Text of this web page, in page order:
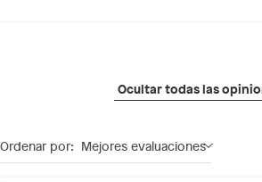
Ocultar todas las
Ordenar por: Mejores evaluaciones